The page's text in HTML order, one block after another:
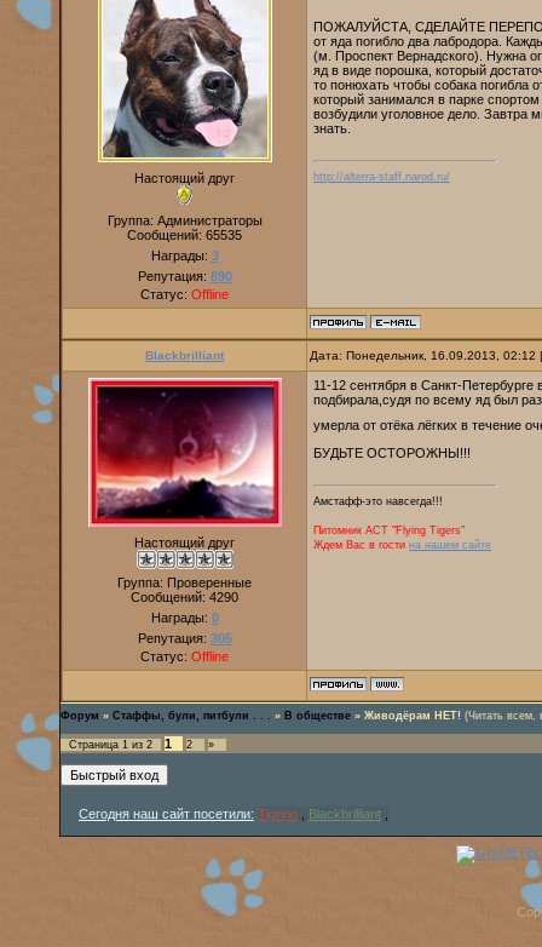
Настоящий друг
Группа: Администраторы
Сообщений: 65535
Награды: 3
Репутация: 890
Статус: Offline
ПОЖАЛУЙСТА, СДЕЛАЙТЕ ПЕРЕПОСТ:
от яда погибло два лабродора.
(м. Проспект Вернадского). Нужна
яд в виде порошка, который
то понюхать чтобы собака
который занимался в парке
возбудили уголовное дело.
знать.
http://alterra-staff.narod.ru/
Blackbrilliant Дата: Понедельник, 16.09.2013,
Настоящий друг
Группа: Проверенные
Сообщений: 4290
Награды: 0
Репутация: 305
Статус: Offline
11-12 сентября в Санкт-Петербурге
подбирала,судя по всему яд был
умерла от отёка лёгких в течение
БУДЬТЕ ОСТОРОЖНЫ!!!
Амстафф-это навсегда!!!
Питомник AСТ "Flying Tigers"
Ждем Вас в гости на нашем сайте
Форум » Стаффы, були, питбули . . . » В обществе » Живодёрам НЕТ! (Читать всем,
Страница 1 из 2 1 2 »
Сегодня наш сайт посетили: Tigrino Blackbrilliant